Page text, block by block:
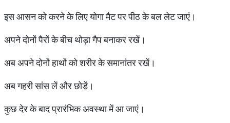
इस आसन को करने के लिए योगा मैट पर पीठ के बल लेट जाएं।
अपने दोनों पैरों के बीच थोड़ा गैप बनाकर रखें।
अब अपने दोनों हाथों को शरीर के समानांतर रखें।
अब गहरी सांस लें और छोड़ें।
कुछ देर के बाद प्रारंभिक अवस्था में आ जाएं।